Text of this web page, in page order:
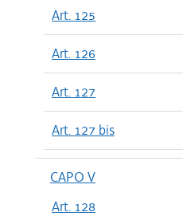
Art. 125
Art. 126
Art. 127
Art. 127 bis
CAPO V
Art. 128